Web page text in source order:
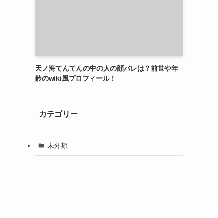
天ノ海てんてんの中の人の顔バレは？前世や年
齢のwiki風プロフィール！
カテゴリー
未分類